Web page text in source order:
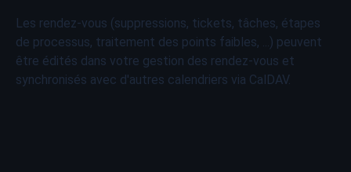
Les rendez-vous (suppressions, tickets, tâches, étapes
de processus, traitement des points faibles, ...) peuvent
être édités dans votre gestion des rendez-vous et
synchronisés avec d'autres calendriers via CalDAV.